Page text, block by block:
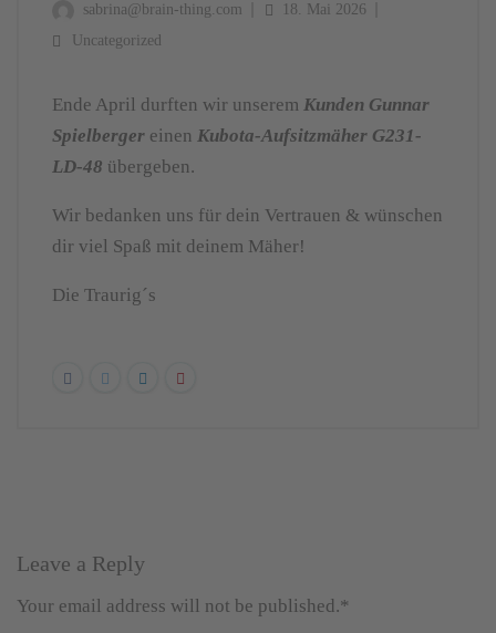
sabrina@brain-thing.com
18. Mai 2026
Uncategorized
Ende April durften wir unserem Kunden Gunnar
Spielberger einen Kubota-Aufsitzmäher G231-
LD-48 übergeben.
Wir bedanken uns für dein Vertrauen & wünschen
dir viel Spaß mit deinem Mäher!
Die Traurig´s
Leave a Reply
Your email address will not be published.*